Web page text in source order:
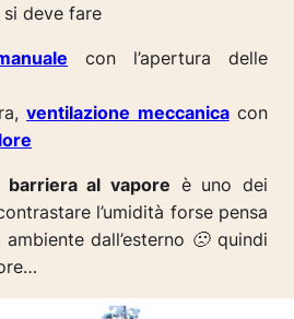
si deve fare
con l’apertura delle
ventilazione meccanicacon
barriera al vapore è uno dei
l’umidità forse pensa
dall’esterno 🙁 quindi